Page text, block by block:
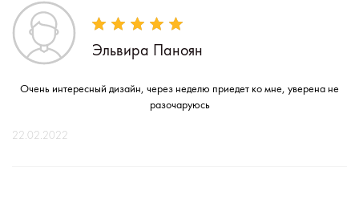
Эльвира Паноян
Очень интересный дизайн, через неделю приедет ко мне, уверена не
разочаруюсь
22.02.2022